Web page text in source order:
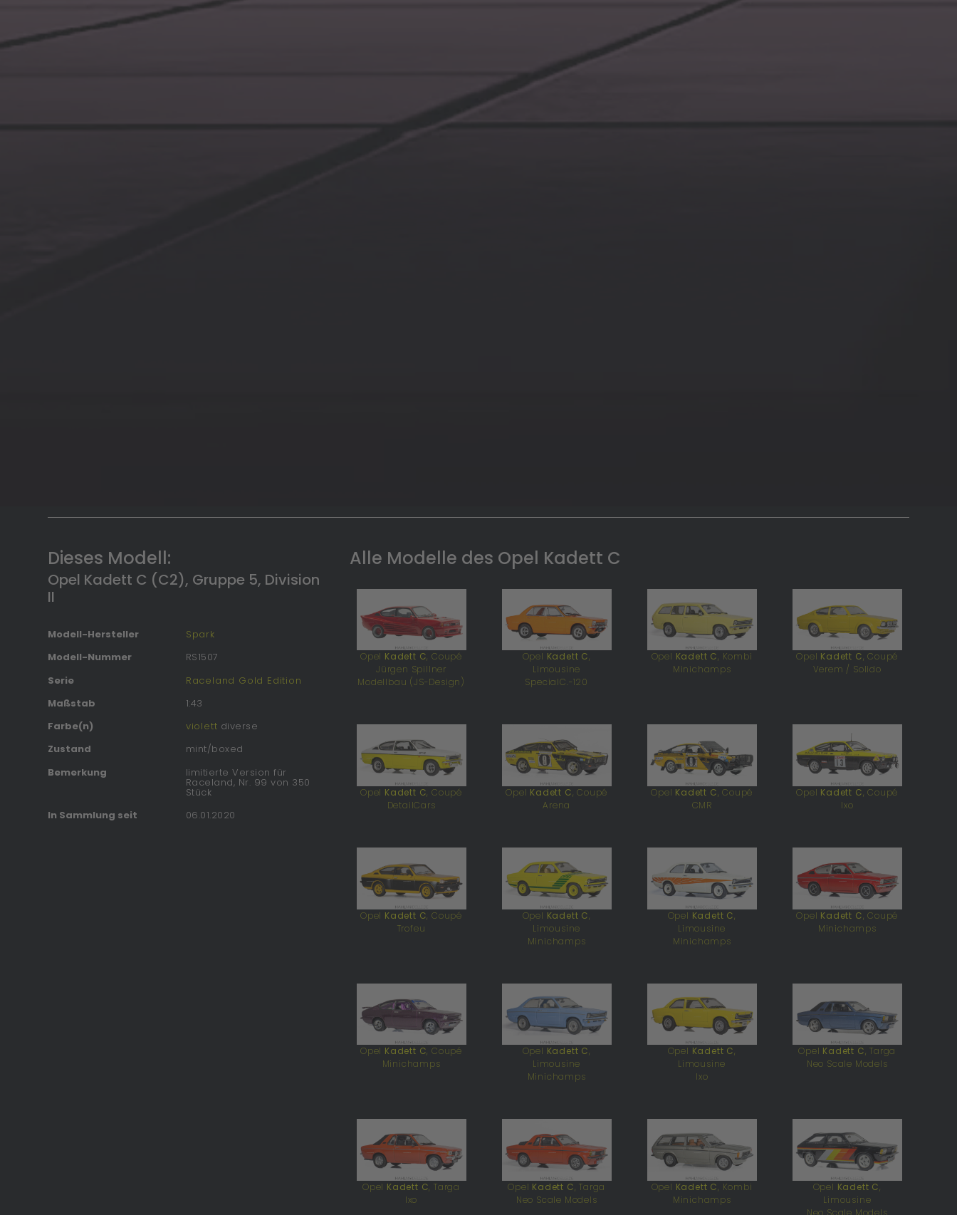
Dieses Modell:
Opel Kadett C (C2), Gruppe 5, Division
II
Modell-Hersteller
Spark
Modell-Nummer
RS1507
Serie
Raceland Gold Edition
Maßstab
1:43
Farbe(n)
violett diverse
Zustand
mint/boxed
Bemerkung
limitierte Version für
Raceland, Nr. 99 von 350
Stück
In Sammlung seit
06.01.2020
Alle Modelle des Opel Kadett C
Opel Kadett C, Coupé
Jürgen Spillner
Modellbau (JS-Design)
Opel Kadett C,
Limousine
SpecialC.-120
Opel Kadett C, Kombi
Minichamps
Opel Kadett C, Coupé
Verem / Solido
Opel Kadett C, Coupé
DetailCars
Opel Kadett C, Coupé
Arena
Opel Kadett C, Coupé
CMR
Opel Kadett C, Coupé
Ixo
Opel Kadett C, Coupé
Trofeu
Opel Kadett C,
Limousine
Minichamps
Opel Kadett C,
Limousine
Minichamps
Opel Kadett C, Coupé
Minichamps
Opel Kadett C, Coupé
Minichamps
Opel Kadett C,
Limousine
Minichamps
Opel Kadett C,
Limousine
Ixo
Opel Kadett C, Targa
Neo Scale Models
Opel Kadett C, Targa
Ixo
Opel Kadett C, Targa
Neo Scale Models
Opel Kadett C, Kombi
Minichamps
Opel Kadett C,
Limousine
Neo Scale Models